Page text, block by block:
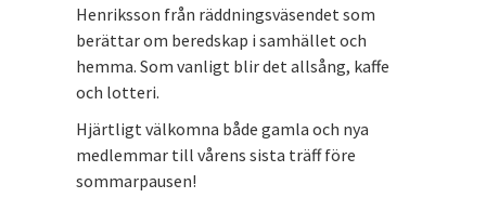
Henriksson från räddningsväsendet som
berättar om beredskap i samhället och
hemma. Som vanligt blir det allsång, kaffe
och lotteri.
Hjärtligt välkomna både gamla och nya
medlemmar till vårens sista träff före
sommarpausen!